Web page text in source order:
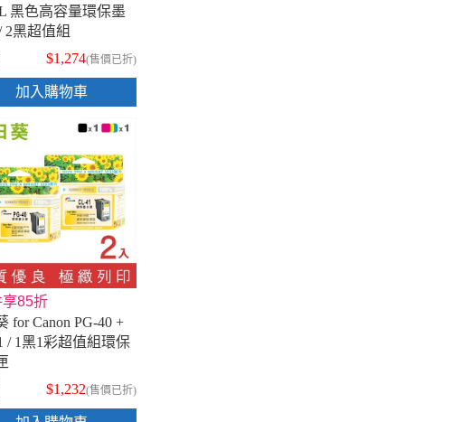
黑色高容量環保墨
2黑超值組
$1,274(售價已折)
加入購物車
85折
for Canon PG-40 +
/ 1黑1彩超值組環保
$1,232(售價已折)